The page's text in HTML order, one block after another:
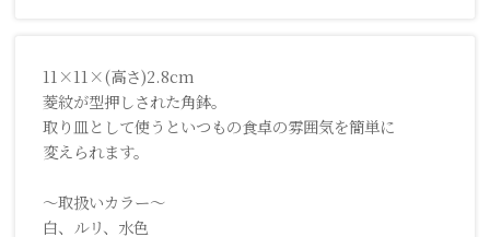
11×11×(高さ)2.8cm
菱紋が型押しされた角鉢。
取り皿として使うといつもの食卓の雰囲気を簡単に
変えられます。
〜取扱いカラー〜
白、ルリ、水色